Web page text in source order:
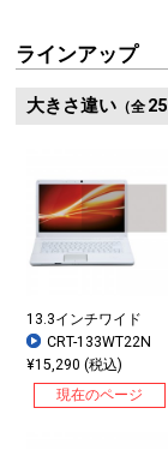
ラインアップ
大きさ違い（全 25
13.3インチワイド
CRT-133WT22N
¥15,290 (税込)
現在のページ